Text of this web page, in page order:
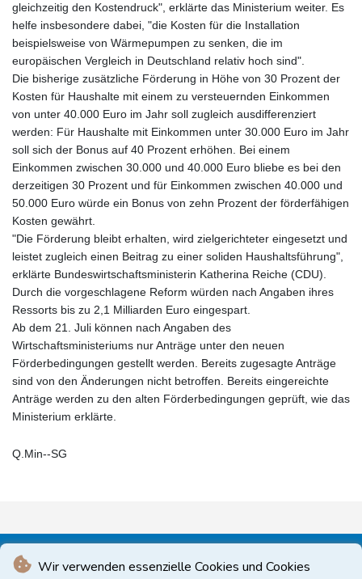
Wir verwenden essenzielle Cookies und Cookies
gleichzeitig den Kostendruck", erklärte das Ministerium weiter. Es
helfe insbesondere dabei, "die Kosten für die Installation
beispielsweise von Wärmepumpen zu senken, die im
europäischen Vergleich in Deutschland relativ hoch sind".
Die bisherige zusätzliche Förderung in Höhe von 30 Prozent der
Kosten für Haushalte mit einem zu versteuernden Einkommen
von unter 40.000 Euro im Jahr soll zugleich ausdifferenziert
werden: Für Haushalte mit Einkommen unter 30.000 Euro im Jahr
soll sich der Bonus auf 40 Prozent erhöhen. Bei einem
Einkommen zwischen 30.000 und 40.000 Euro bliebe es bei den
derzeitigen 30 Prozent und für Einkommen zwischen 40.000 und
50.000 Euro würde ein Bonus von zehn Prozent der förderfähigen
Kosten gewährt.
"Die Förderung bleibt erhalten, wird zielgerichteter eingesetzt und
leistet zugleich einen Beitrag zu einer soliden Haushaltsführung",
erklärte Bundeswirtschaftsministerin Katherina Reiche (CDU).
Durch die vorgeschlagene Reform würden nach Angaben ihres
Ressorts bis zu 2,1 Milliarden Euro eingespart.
Ab dem 21. Juli können nach Angaben des
Wirtschaftsministeriums nur Anträge unter den neuen
Förderbedingungen gestellt werden. Bereits zugesagte Anträge
sind von den Änderungen nicht betroffen. Bereits eingereichte
Anträge werden zu den alten Förderbedingungen geprüft, wie das
Ministerium erklärte.
Q.Min--SG